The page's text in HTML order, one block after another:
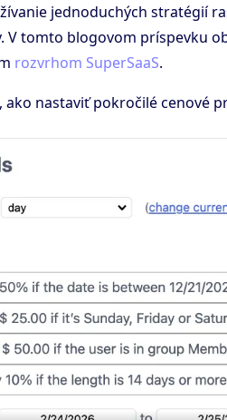
jednoduchých stratégií
V tomto blogovom príspevku
rozvrhom SuperSaaS.
nastaviť pokročilé cenové